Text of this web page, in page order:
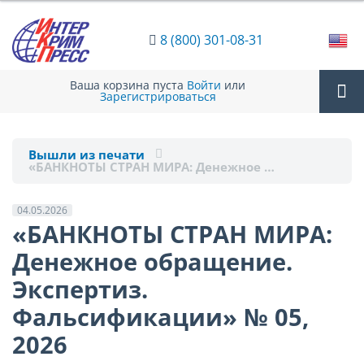
8 (800) 301-08-31
Ваша корзина пуста Войти или
Зарегистрироваться
Вышли из печати
«БАНКНОТЫ СТРАН МИРА: Денежное …
04.05.2026
«БАНКНОТЫ СТРАН МИРА:
Денежное обращение.
Экспертиз.
Фальсификации» № 05,
2026